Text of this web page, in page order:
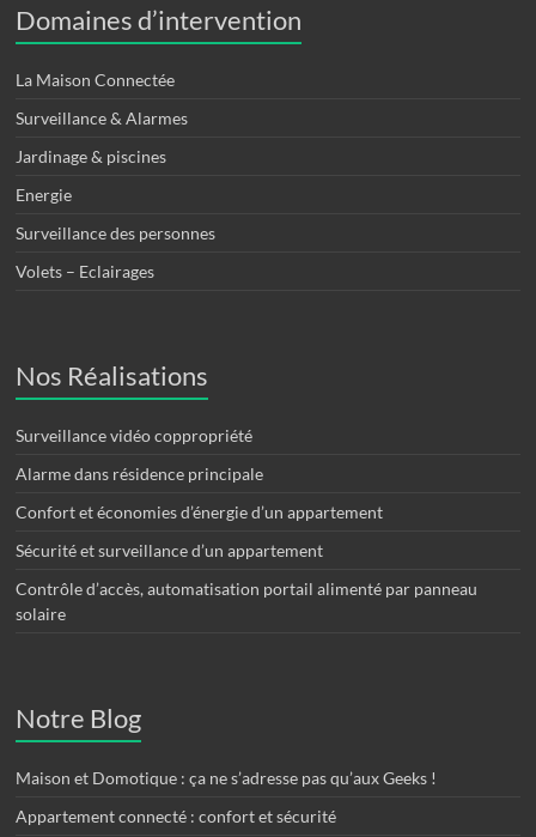
Domaines d’intervention
La Maison Connectée
Surveillance & Alarmes
Jardinage & piscines
Energie
Surveillance des personnes
Volets – Eclairages
Nos Réalisations
Surveillance vidéo coppropriété
Alarme dans résidence principale
Confort et économies d’énergie d’un appartement
Sécurité et surveillance d’un appartement
Contrôle d’accès, automatisation portail alimenté par panneau
solaire
Notre Blog
Maison et Domotique : ça ne s’adresse pas qu’aux Geeks !
Appartement connecté : confort et sécurité